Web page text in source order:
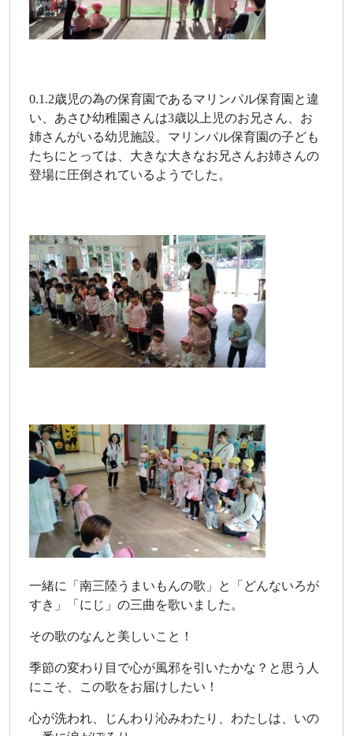
0.1.2歳児の為の保育園であるマリンパル保育園と違
い、あさひ幼稚園さんは3歳以上児のお兄さん、お
姉さんがいる幼児施設。マリンパル保育園の子ども
たちにとっては、大きな大きなお兄さんお姉さんの
登場に圧倒されているようでした。
一緒に「南三陸うまいもんの歌」と「どんないろが
すき」「にじ」の三曲を歌いました。
その歌のなんと美しいこと！
季節の変わり目で心が風邪を引いたかな？と思う人
にこそ、この歌をお届けしたい！
心が洗われ、じんわり沁みわたり、わたしは、いの